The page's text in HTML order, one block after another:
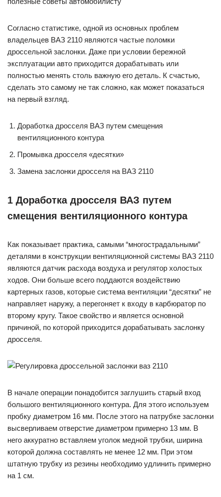
Согласно статистике, одной из основных проблем
владельцев ВАЗ 2110 являются частые поломки
дроссельной заслонки. Даже при условии бережной
эксплуатации авто приходится дорабатывать или
полностью менять столь важную его деталь. К счастью,
сделать это самому не так сложно, как может показаться
на первый взгляд.
Доработка дросселя ВАЗ путем смещения
вентиляционного контура
Промывка дросселя «десятки»
Замена заслонки дросселя на ВАЗ 2110
1 Доработка дросселя ВАЗ путем
смещения вентиляционного контура
Как показывает практика, самыми “многострадальными”
деталями в конструкции вентиляционной системы ВАЗ 2110
являются датчик расхода воздуха и регулятор холостых
ходов. Они больше всего поддаются воздействию
картерных газов, которые система вентиляции “десятки” не
направляет наружу, а перегоняет к входу в карбюратор по
второму кругу. Такое свойство и является основной
причиной, по которой приходится дорабатывать заслонку
дросселя.
В начале операции понадобится заглушить старый вход
большого вентиляционного контура. Для этого используем
пробку диаметром 16 мм. После этого на патрубке заслонки
высверливаем отверстие диаметром примерно 13 мм. В
него аккуратно вставляем уголок медной трубки, ширина
которой должна составлять не менее 12 мм. При этом
штатную трубку из резины необходимо удлинить примерно
на 1 см.